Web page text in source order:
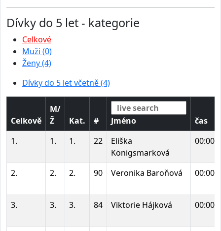
Dívky do 5 let - kategorie
Celkové
Muži (0)
Ženy (4)
Dívky do 5 let včetně (4)
Celkově
M/
Ž
Kat. # Jméno
čas
1.
1. 1. 22
Eliška
Königsmarková
2. 2. 2. 90 Veronika Baroňová
3. 3. 3. 84 Viktorie Hájková